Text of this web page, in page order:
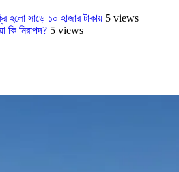
হলো সাড়ে ১০ হাজার টাকায় 5 views
কি নিরাপদ? 5 views